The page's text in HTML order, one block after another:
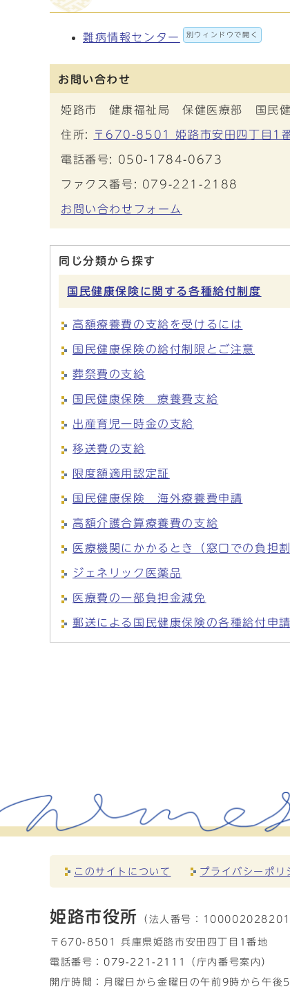
難病情報センター 別ウィンドウで開く
お問い合わせ
姫路市 健康福祉局 保健医療部 国民
住所: 〒670-8501 姫路市安田四丁目1
電話番号: 050-1784-0673
ファクス番号: 079-221-2188
お問い合わせフォーム
同じ分類から探す
国民健康保険に関する各種給付制度
高額療養費の支給を受けるには
国民健康保険の給付制限とご注意
葬祭費の支給
国民健康保険 療養費支給
出産育児一時金の支給
移送費の支給
限度額適用認定証
国民健康保険 海外療養費申請
高額介護合算療養費の支給
医療機関にかかるとき（窓口での負担割
ジェネリック医薬品
医療費の一部負担金減免
郵送による国民健康保険の各種給付申請
このサイトについて プライバシーポリ
姫路市役所 （法人番号：
〒670-8501 兵庫県姫路市安田四丁目1番地
電話番号： 079-221-2111
（庁内番号案内）
開庁時間：月曜日から金曜日の午前9時から午